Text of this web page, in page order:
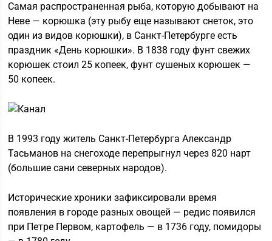
Самая распространенная рыба, которую добывают на
Неве — корюшка (эту рыбу еще называют снеток, это
один из видов корюшки), в Санкт-Петербурге есть
праздник «День корюшки». В 1838 году фунт свежих
корюшек стоил 25 копеек, фунт сушеных корюшек —
50 копеек.
В 1993 году житель Санкт-Петербурга Александр
Тасьманов на снегоходе перепрыгнул через 820 нарт
(большие сани северных народов).
Исторические хроники зафиксировали время
появления в городе разных овощей — редис появился
при Петре Первом, картофель — в 1736 году, помидоры